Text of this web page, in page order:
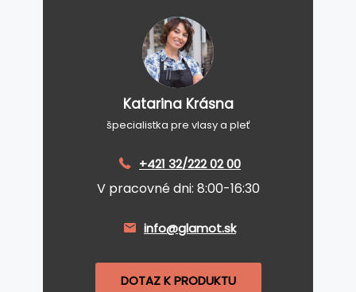
Katarina Krásna
špecialistka pre vlasy a pleť
+421 32/222 02 00
V pracovné dni: 8:00-16:30
info@glamot.sk
DOTAZ K PRODUKTU